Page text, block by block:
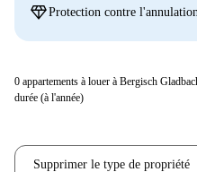
diamondProtection contre
0 appartements à louer à Bergisch
durée (à l'année)
Supprimer le type de propriété